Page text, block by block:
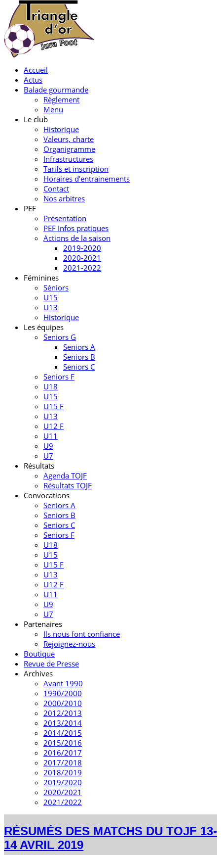
Accueil
Actus
Balade gourmande
Règlement
Menu
Le club
Historique
Valeurs, charte
Organigramme
Infrastructures
Tarifs et inscription
Horaires d'entrainements
Contact
Nos arbitres
PEF
Présentation
PEF Infos pratiques
Actions de la saison
2019-2020
2020-2021
2021-2022
Féminines
Séniors
U15
U13
Historique
Les équipes
Seniors G
Seniors A
Seniors B
Seniors C
Seniors F
U18
U15
U15 F
U13
U12 F
U11
U9
U7
Résultats
Agenda TOJF
Résultats TOJF
Convocations
Seniors A
Seniors B
Seniors C
Seniors F
U18
U15
U15 F
U13
U12 F
U11
U9
U7
Partenaires
Ils nous font confiance
Rejoignez-nous
Boutique
Revue de Presse
Archives
Avant 1990
1990/2000
2000/2010
2012/2013
2013/2014
2014/2015
2015/2016
2016/2017
2017/2018
2018/2019
2019/2020
2020/2021
2021/2022
RÉSUMÉS DES MATCHS DU TOJF 13-
14 AVRIL 2019